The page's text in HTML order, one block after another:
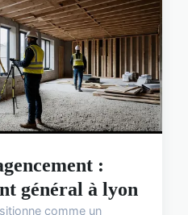
:
général à lyon
comme un